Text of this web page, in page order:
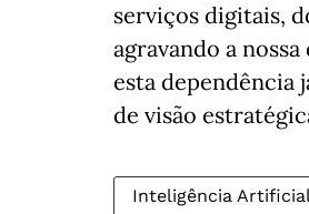
serviços digitais,
agravando a
esta dependência
de visão
Inteligência